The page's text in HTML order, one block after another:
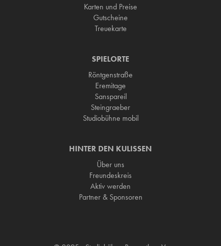
Karten und Preise
Gutscheine
Treuekarte
SPIELORTE
Röntgenstraße
Eremitage
Sanspareil
Steingraeber
Studiobühne mobil
HINTER DEN KULISSEN
Über uns
Freundeskreis
Aktiv werden
Partner & Sponsoren